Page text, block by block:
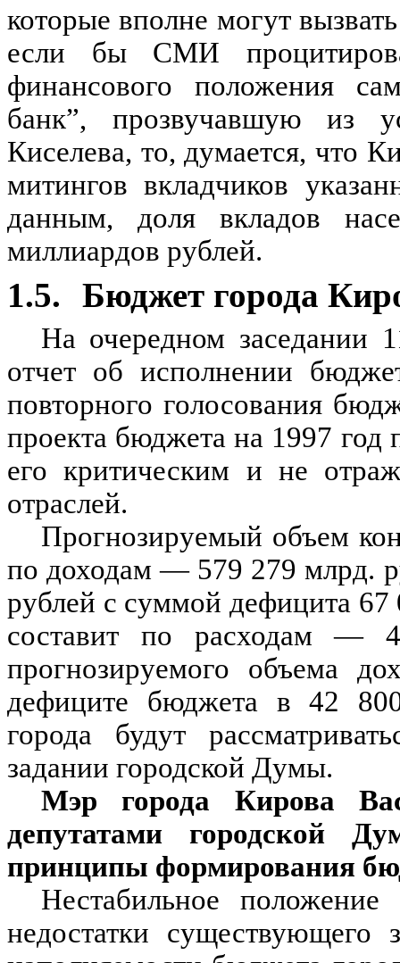
которые вполне могут
если бы СМИ
финансового положения
банк”, прозвучавшую из
Киселева, то, думается, что
митингов вкладчиков
данным, доля вкладов
миллиардов рублей.
1.5. Бюджет города
На очередном заседании
отчет об исполнении
повторного голосования
проекта бюджета на 1997 год
его критическим и не
отраслей.
Прогнозируемый объем
по доходам — 579 279 млрд.
рублей с суммой дефицита
составит по расходам —
прогнозируемого объема
дефиците бюджета в 42
города будут
задании городской Думы.
Мэр города Кирова
депутатами городской
принципы формирования
Нестабильное
недостатки существующего